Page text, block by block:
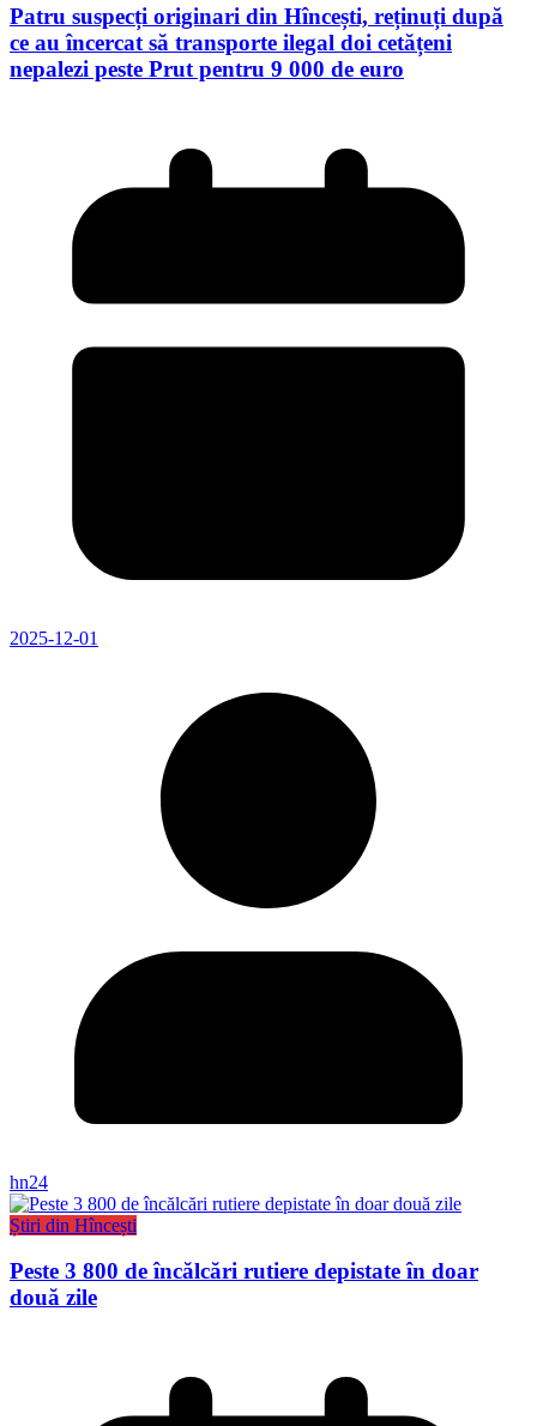
Patru suspecți originari din Hîncești, reținuți după
ce au încercat să transporte ilegal doi cetățeni
nepalezi peste Prut pentru 9 000 de euro
2025-12-01
hn24
Știri din Hîncești
Peste 3 800 de încălcări rutiere depistate în doar
două zile